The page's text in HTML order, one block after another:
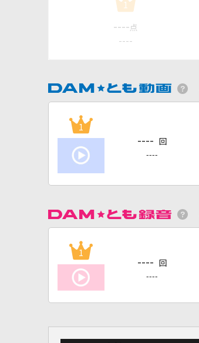
1
---- 点
----
1
---- 回
----
1
---- 回
----